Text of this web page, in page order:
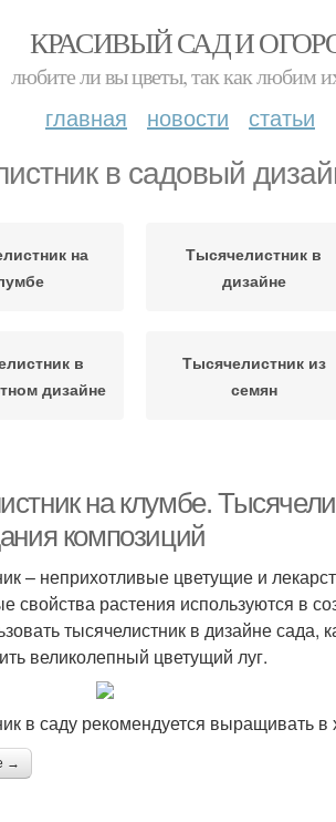
КРАСИВЫЙ САД И
любите ли вы цветы, так как любим
главная новости статьи
в садовый
на
Тысячелистник в
дизайне
в
дизайне
Тысячелистник из
семян
на клумбе.
композиций
– неприхотливые цветущие и
свойства растения используются в
тысячелистник в дизайне сада,
великолепный цветущий луг.
в саду рекомендуется выращивать
→